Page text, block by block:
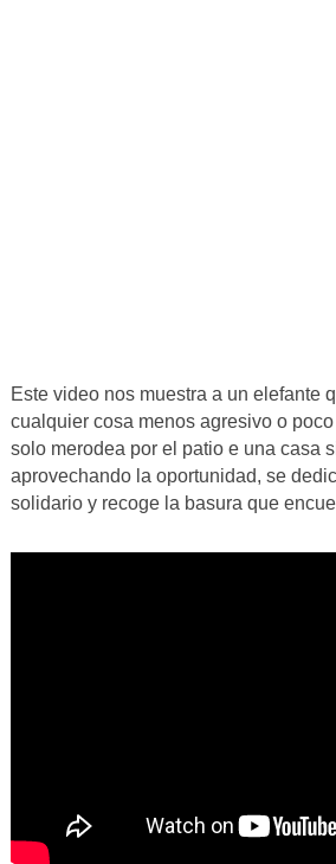
Este video nos muestra a un elefante
cualquier cosa menos agresivo o
solo merodea por el patio e una casa
aprovechando la oportunidad, se
solidario y recoge la basura que